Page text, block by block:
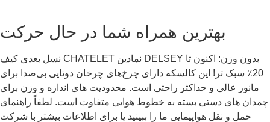
بهترین همراه شما در حال حرکت
نسل بعدی کیف CHATELET نمادین DELSEY بدون وزن: اکنون تا
20٪ سبک تر! این کالسکه دارای چرخ‌های چرخان دوتایی بی‌صدا برای
مانور عالی و حداکثر راحتی است. محدودیت های اندازه و وزن برای
چمدان های دستی بسته به خطوط هوایی متفاوت است. لطفاً راهنمای
حمل و نقل هواپیمایی ما را ببینید یا برای اطلاعات بیشتر با شرکت